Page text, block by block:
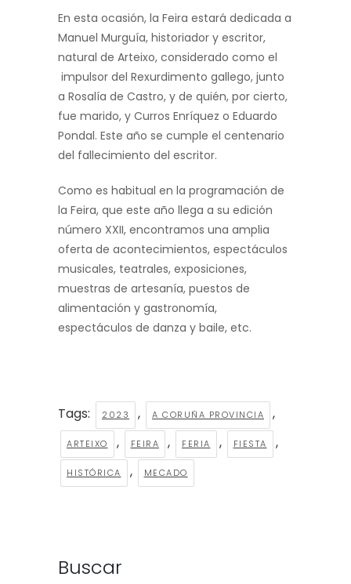
En esta ocasión, la Feira estará dedicada a
Manuel Murguía, historiador y escritor,
natural de Arteixo, considerado como el
impulsor del Rexurdimento gallego, junto
a Rosalía de Castro, y de quién, por cierto,
fue marido, y Curros Enríquez o Eduardo
Pondal. Este año se cumple el centenario
del fallecimiento del escritor.
Como es habitual en la programación de
la Feira, que este año llega a su edición
número XXII, encontramos una amplia
oferta de acontecimientos, espectáculos
musicales, teatrales, exposiciones,
muestras de artesanía, puestos de
alimentación y gastronomía,
espectáculos de danza y baile, etc.
Tags: 2023 , A CORUÑA PROVINCIA ,
ARTEIXO , FEIRA , FERIA , FIESTA ,
HISTÓRICA , MECADO
Buscar